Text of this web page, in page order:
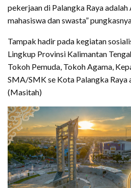
pekerjaan di Palangka Raya
mahasiswa dan swasta”
Tampak hadir pada kegiatan
Lingkup Provinsi Kalimantan
Tokoh Pemuda, Tokoh Agama,
SMA/SMK se Kota Palangka Raya
(Masitah)